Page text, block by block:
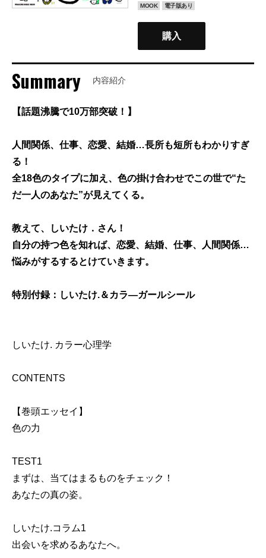
MOOK 電子版あり
購入
Summary 内容紹介
【話題沸騰で10万部突破！】
人間関係、仕事、恋愛、結婚…長所も短所もわかりすぎ
る！
全18色のタイプに加え、色の掛け合わせでこの世で“た
だ一人のあなた”が見えてくる。
教えて、しいたけ．さん！
自分の持つ色を知れば、恋愛、結婚、仕事、人間関係…
悩みがするするとけていきます。
特別付録：しいたけ.＆カラ―ガールシール
しいたけ. カラー心理学
CONTENTS
【巻頭エッセイ】
色の力
TEST1
まずは、当てはまるものをチェック！
あなたの真の姿。
しいたけ.コラム1
出会いを求めるあなたへ。